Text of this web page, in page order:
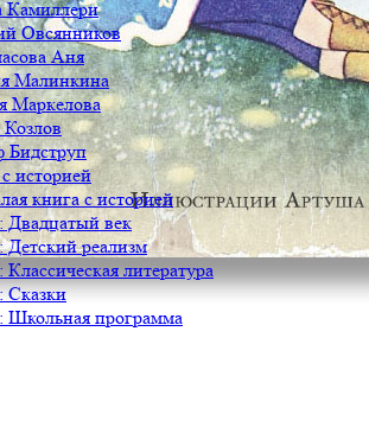
Камиллери
Овсянников
Аня
Малинкина
Маркелова
Бидструп
историей
книга с историей
век
реализм
литература
программа